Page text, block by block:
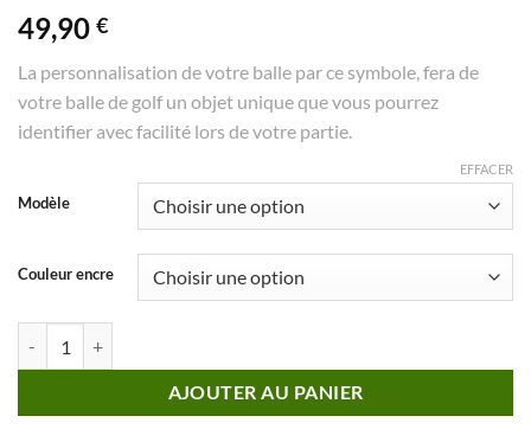
49,90 €
La personnalisation de votre balle par ce symbole, fera de
votre balle de golf un objet unique que vous pourrez
identifier avec facilité lors de votre partie.
Modèle
Couleur encre
EFFACER
AJOUTER AU PANIER